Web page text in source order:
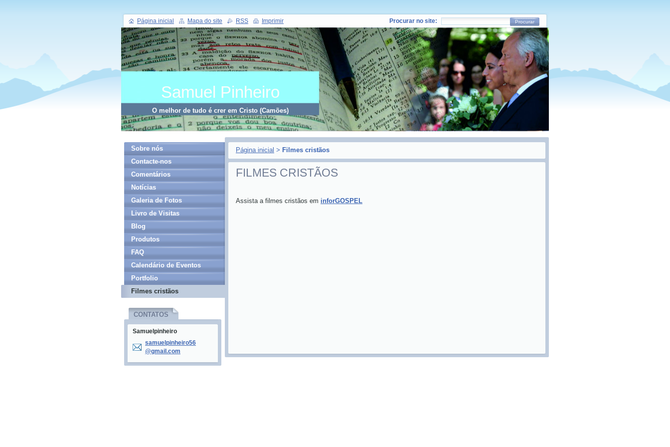
Samuel Pinheiro
O melhor de tudo é crer em Cristo (Camões)
Página inicial > Filmes cristãos
FILMES CRISTÃOS
Assista a filmes cristãos em inforGOSPEL
Sobre nós
Contacte-nos
Comentários
Notícias
Galeria de Fotos
Livro de Visitas
Blog
Produtos
FAQ
Calendário de Eventos
Portfolio
Filmes cristãos
CONTATOS
Samuelpinheiro
samuelpinheiro56
@gmail.com
Página inicial Mapa do site RSS Imprimir Procurar no site: Procurar